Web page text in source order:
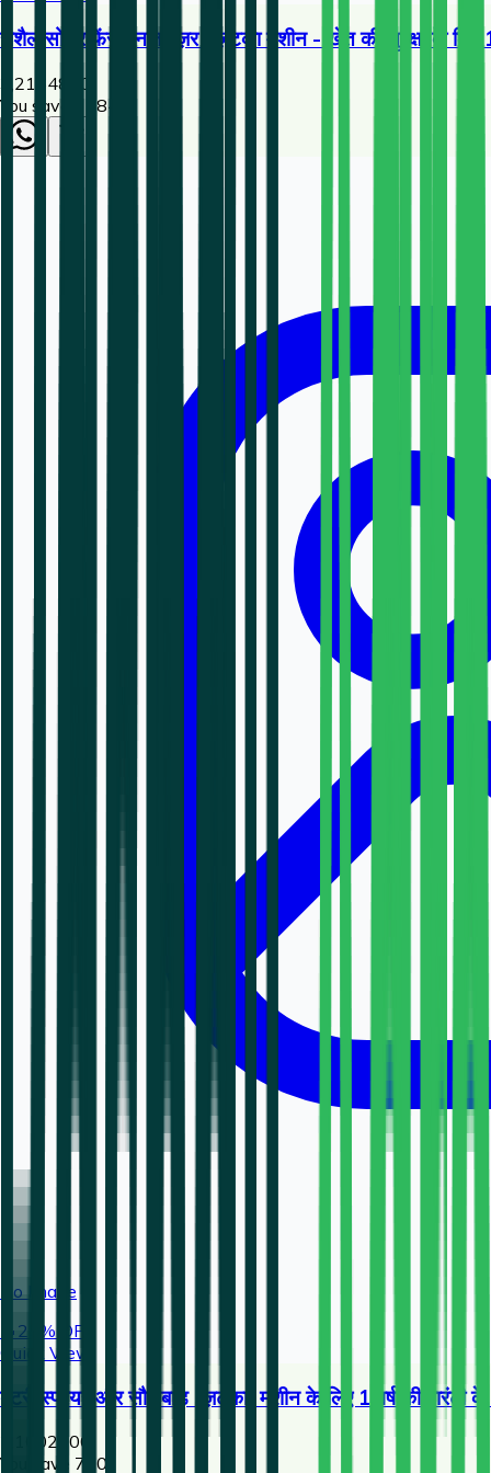
राशैल सोलर फेंस एनर्जाइज़र | ज़टका मशीन - खेत की सुरक्षा के लिए
3,216 4800
You save ₹
1584
No Image
🔥 25
% OFF
Quick View
बैटरी स्प्रेयर और सौर बाड़ (ज़टका) मशीन के लिए 1 वर्ष की
2,1002800
You save ₹ 700